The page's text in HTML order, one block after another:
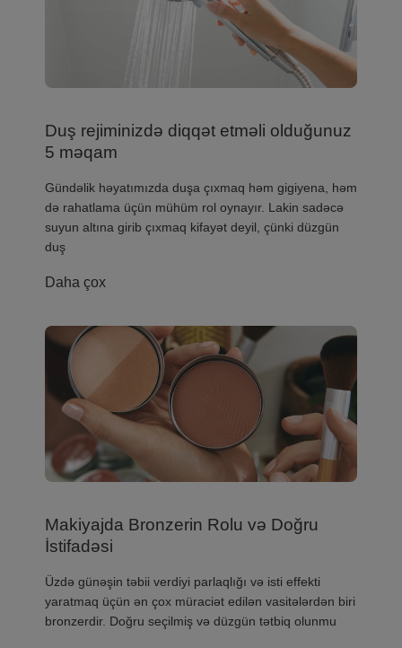
Duş rejiminizdə diqqət etməli olduğunuz
5 məqam
​Gündəlik həyatımızda duşa çıxmaq həm gigiyena, həm
də rahatlama üçün mühüm rol oynayır. Lakin sadəcə
suyun altına girib çıxmaq kifayət deyil, çünki düzgün
duş
Daha çox
Makiyajda Bronzerin Rolu və Doğru
İstifadəsi
​Üzdə günəşin təbii verdiyi parlaqlığı və isti effekti
yaratmaq üçün ən çox müraciət edilən vasitələrdən biri
bronzerdir. Doğru seçilmiş və düzgün tətbiq olunmu